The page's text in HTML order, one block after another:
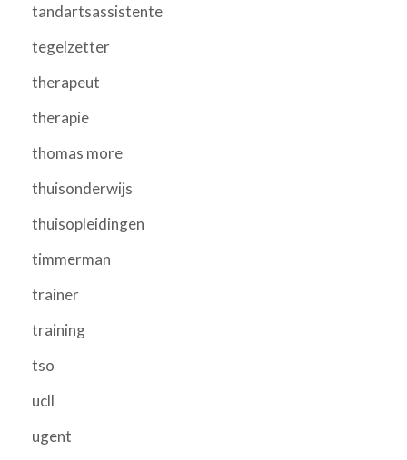
tandartsassistente
tegelzetter
therapeut
therapie
thomas more
thuisonderwijs
thuisopleidingen
timmerman
trainer
training
tso
ucll
ugent